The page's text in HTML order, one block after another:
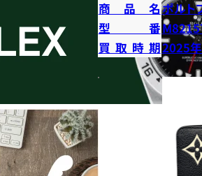
商品名ポルト
型番
買取時期2025